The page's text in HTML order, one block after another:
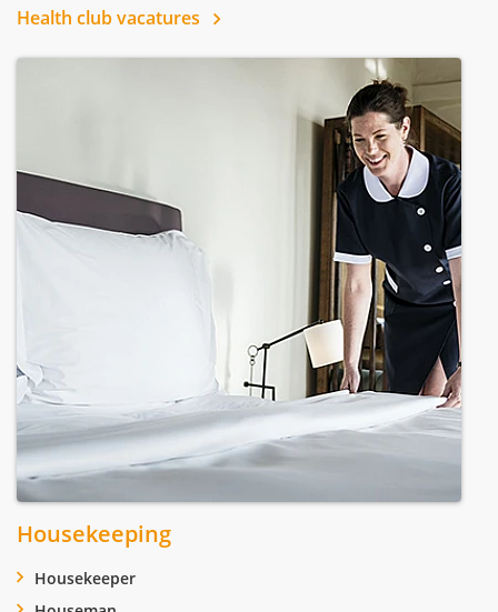
Health club vacatures
Housekeeping
Housekeeper